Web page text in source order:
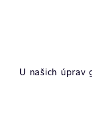
U našich úprav